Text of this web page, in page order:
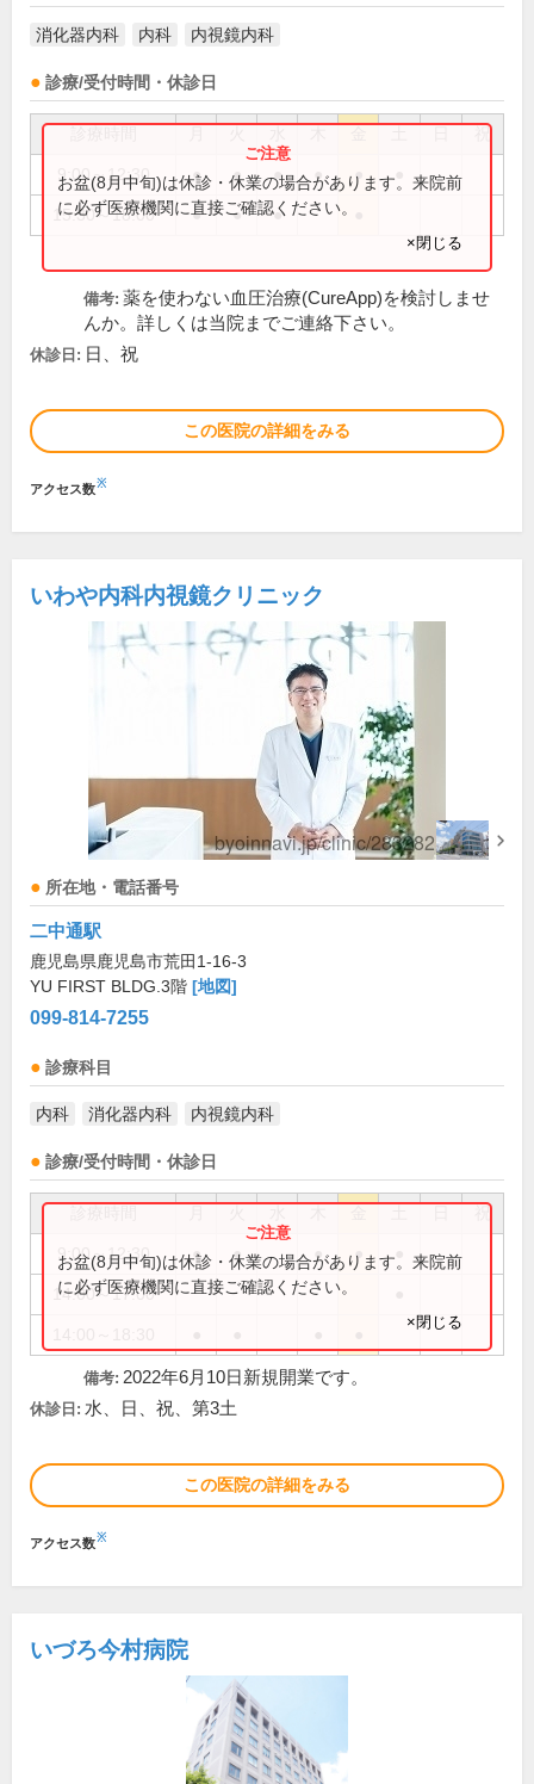
消化器内科 内科 内視鏡内科
診療/受付時間・休診日
祝
9:00～12:30 ● ● ● ● ●
15:30～18:00 ● ● ●
お盆(8月中旬)は休診・休業の場合があります。来院前
に必ず医療機関に直接ご確認ください。
×閉じる
備考: 薬を使わない血圧治療(CureApp)を検討しませ
んか。詳しくは当院までご連絡下さい。
休診日: 日、祝
この医院の詳細をみる
アクセス数※
いわや内科内視鏡クリニック
所在地・電話番号
二中通駅
鹿児島県鹿児島市荒田1-16-3
YU FIRST BLDG.3階 [地図]
099-814-7255
診療科目
内科 消化器内科 内視鏡内科
診療/受付時間・休診日
祝
9:00～12:30 ● ● ● ●
14:00～17:00
お盆(8月中旬)は休診・休業の場合があります。来院前
に必ず医療機関に直接ご確認ください。
×閉じる
備考: 2022年6月10日新規開業です。
休診日: 水、日、祝、第3土
この医院の詳細をみる
アクセス数※
いづろ今村病院